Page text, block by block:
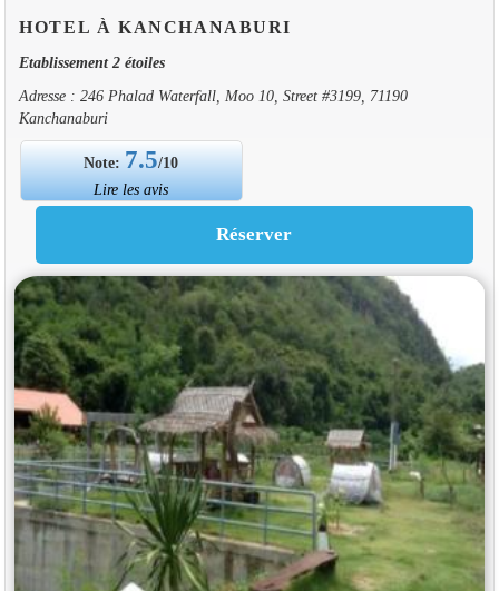
HOTEL À KANCHANABURI
Etablissement 2 étoiles
Adresse : 246 Phalad Waterfall, Moo 10, Street #3199, 71190
Kanchanaburi
Note: 7.5/10
Lire les avis